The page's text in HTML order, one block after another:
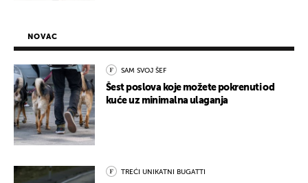
NOVAC
SAM SVOJ ŠEF
Šest poslova koje možete pokrenuti od
kuće uz minimalna ulaganja
TREĆI UNIKATNI BUGATTI